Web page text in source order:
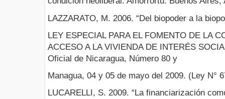
LAZZARATO, M. 2006. “Del biopoder a la
LEY ESPECIAL PARA EL FOMENTO DE LA
ACCESO A LA VIVIENDA DE INTERÉS
Oficial de Nicaragua, Número 80 y
Managua, 04 y 05 de mayo del 2009. (Ley N°
LUCARELLI, S. 2009. “La financiarización